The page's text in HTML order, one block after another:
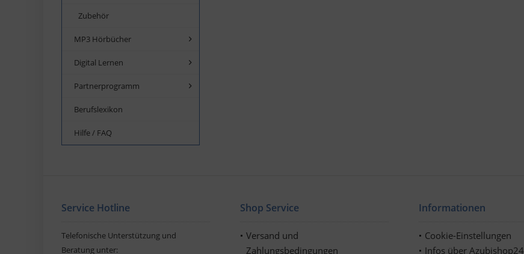
Zubehör
MP3 Hörbücher
Digital Lernen
Partnerprogramm
Berufslexikon
Hilfe / FAQ
Service Hotline
Telefonische Unterstützung und
Beratung unter:
Shop Service
Versand und
Zahlungsbedingungen
Informationen
Cookie-Einstellungen
Infos über Azubishop24